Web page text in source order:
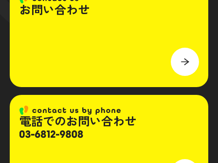
お問い合わせ
電話でのお問い合わせ